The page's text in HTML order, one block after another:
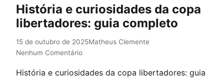
História e curiosidades da copa
libertadores: guia completo
15 de outubro de 2025Matheus Clemente
Nenhum Comentário
História e curiosidades da copa libertadores: guia